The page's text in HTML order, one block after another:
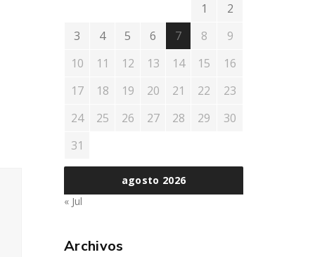
agosto 2026
1
2
3
4 5 6 7 8
9
10
11 12 13 14 15
16
17
18 19 20 21 22
23
24
25 26 27 28 29
30
31
« Jul
Archivos